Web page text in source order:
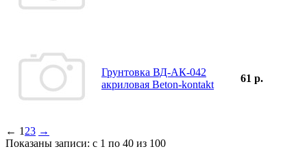
Грунтовка ВД-АК-042
акриловая Beton-kontakt
61 р.
← 1 23 →
Показаны записи: с 1 по 40 из 100